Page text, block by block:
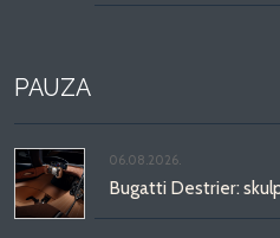
PAUZA
06.08.2026.
Bugatti Destrier: